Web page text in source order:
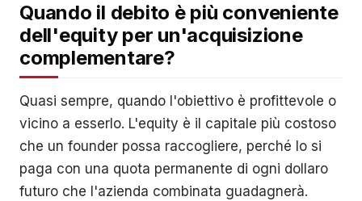
Quando il debito è più conveniente
dell'equity per un'acquisizione
complementare?
Quasi sempre, quando l'obiettivo è profittevole o
vicino a esserlo. L'equity è il capitale più costoso
che un founder possa raccogliere, perché lo si
paga con una quota permanente di ogni dollaro
futuro che l'azienda combinata guadagnerà.